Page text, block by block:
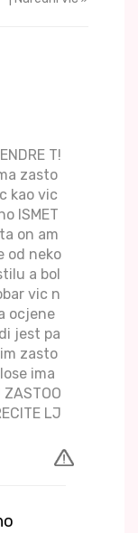
T!
zasto
kao vic
ISMET
on am
od neko
a bol
vic n
ocjene
jest pa
zasto
ima
LJ